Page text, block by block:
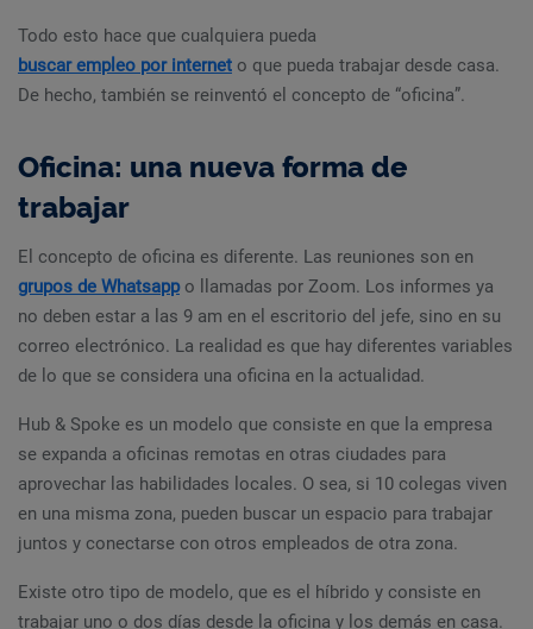
Todo esto hace que cualquiera pueda
buscar empleo por internet o que pueda trabajar desde casa.
De hecho, también se reinventó el concepto de “oficina”.
Oficina: una nueva forma de
trabajar
El concepto de oficina es diferente. Las reuniones son en
grupos de Whatsappo llamadas por Zoom. Los informes ya
no deben estar a las 9 am en el escritorio del jefe, sino en su
correo electrónico. La realidad es que hay diferentes variables
de lo que se considera una oficina en la actualidad.
Hub & Spoke es un modelo que consiste en que la empresa
se expanda a oficinas remotas en otras ciudades para
aprovechar las habilidades locales. O sea, si 10 colegas viven
en una misma zona, pueden buscar un espacio para trabajar
juntos y conectarse con otros empleados de otra zona.
Existe otro tipo de modelo, que es el híbrido y consiste en
trabajar uno o dos días desde la oficina y los demás en casa.